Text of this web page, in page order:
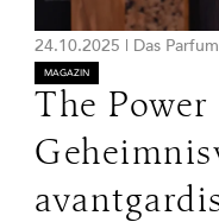
24.10.2025 | Das
MAGAZIN
The